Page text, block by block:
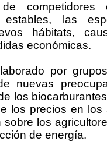
competidores
estables, las
hábitats,
económicas.
por
nuevas
los
los precios en
sobre los
de energía.